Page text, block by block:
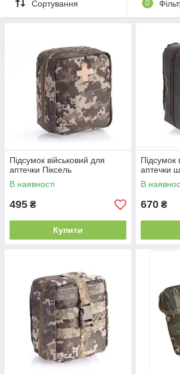
Сортування 0
Підсумок військовий для
аптечки Піксель
В наявності
495 ₴
Купити
Підсумок
аптечки
В
670 ₴